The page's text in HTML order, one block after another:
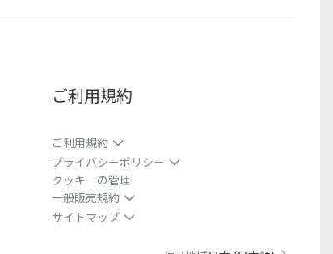
ご利用規約
ご利用規約
プライバシーポリシー
クッキーの管理
一般販売規約
サイトマップ